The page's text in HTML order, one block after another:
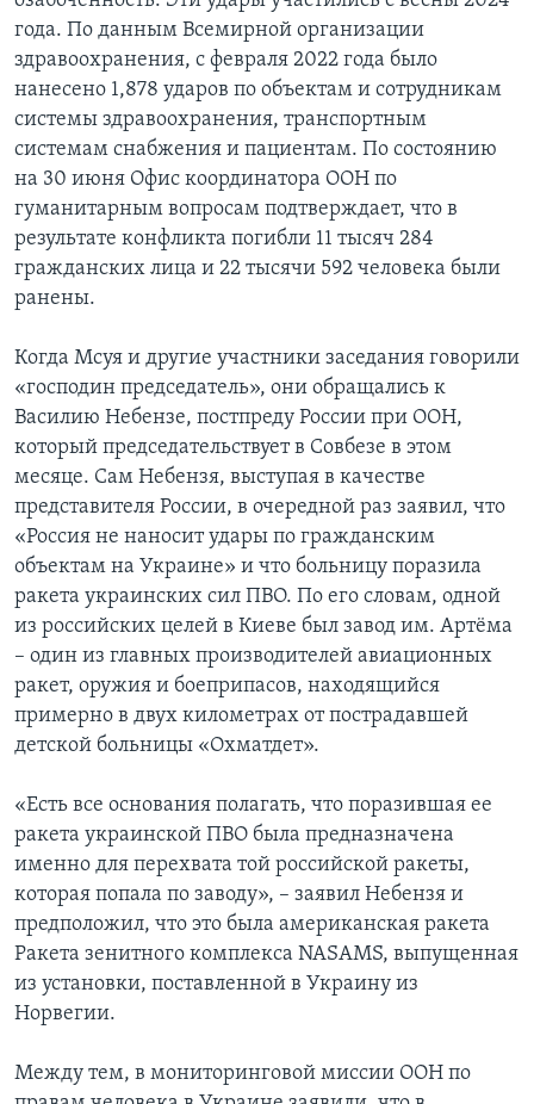
года. По данным Всемирной организации
здравоохранения, с февраля 2022 года было
нанесено 1,878 ударов по объектам и сотрудникам
системы здравоохранения, транспортным
системам снабжения и пациентам. По состоянию
на 30 июня Офис координатора ООН по
гуманитарным вопросам подтверждает, что в
результате конфликта погибли 11 тысяч 284
гражданских лица и 22 тысячи 592 человека были
ранены.
Когда Мсуя и другие участники заседания говорили
«господин председатель», они обращались к
Василию Небензе, постпреду России при ООН,
который председательствует в Совбезе в этом
месяце. Сам Небензя, выступая в качестве
представителя России, в очередной раз заявил, что
«Россия не наносит удары по гражданским
объектам на Украине» и что больницу поразила
ракета украинских сил ПВО. По его словам, одной
из российских целей в Киеве был завод им. Артёма
– один из главных производителей авиационных
ракет, оружия и боеприпасов, находящийся
примерно в двух километрах от пострадавшей
детской больницы «Охматдет».
«Есть все основания полагать, что поразившая ее
ракета украинской ПВО была предназначена
именно для перехвата той российской ракеты,
которая попала по заводу», – заявил Небензя и
предположил, что это была американская ракета
Ракета зенитного комплекса NASAMS, выпущенная
из установки, поставленной в Украину из
Норвегии.
Между тем, в мониторинговой миссии ООН по